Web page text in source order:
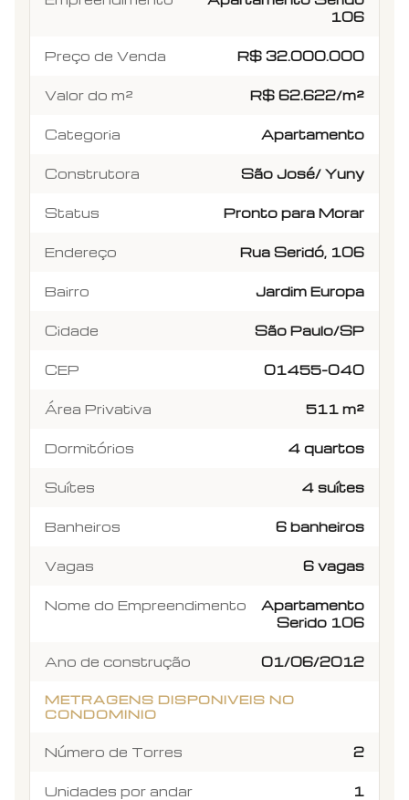
106
Preço de Venda R$ 32.000.000
Valor do m² R$ 62.622/m²
Categoria Apartamento
Construtora São José/ Yuny
Status Pronto para Morar
Endereço Rua Seridó, 106
Bairro Jardim Europa
Cidade São Paulo/SP
CEP 01455-040
Área Privativa 511 m²
Dormitórios 4 quartos
Suítes 4 suítes
Banheiros 6 banheiros
Vagas 6 vagas
Nome do Empreendimento
Apartamento
Serido 106
Ano de construção 01/06/2012
METRAGENS DISPONIVEIS NO
CONDOMINIO
Número de Torres 2
Unidades por andar 1